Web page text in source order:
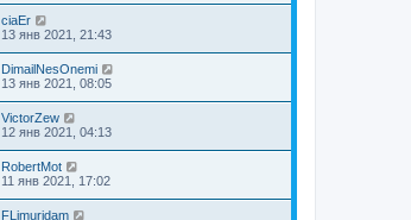
ciaEr
13 янв 2021, 21:43
DimailNesOnemi
13 янв 2021, 08:05
VictorZew
12 янв 2021, 04:13
RobertMot
11 янв 2021, 17:02
FLimuridam